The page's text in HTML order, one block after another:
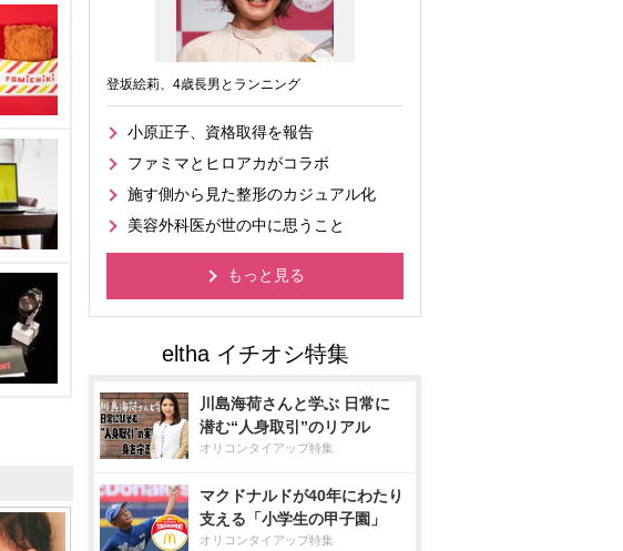
登坂絵莉、4歳長男とランニング
小原正子、資格取得を報告
ファミマとヒロアカがコラボ
施す側から見た整形のカジュアル化
美容外科医が世の中に思うこと
もっと見る
川島海荷さんと学ぶ 日常に
潜む“人身取引”のリアル
オリコンタイアップ特集
マクドナルドが40年にわたり
支える「小学生の甲子園」
オリコンタイアップ特集